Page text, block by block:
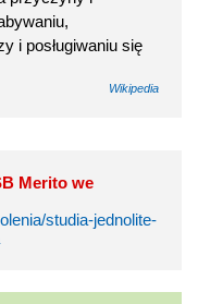
i posługiwaniu się
Wikipedia
Merito we
studia-jednolite-